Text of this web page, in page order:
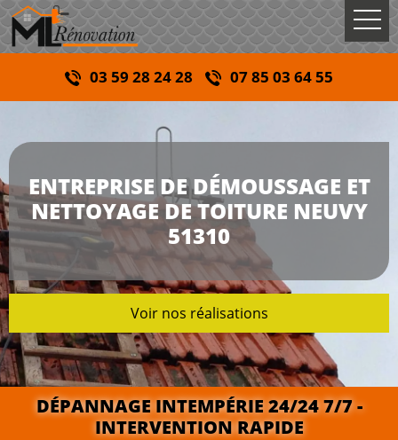
03 59 28 24 28 07 85 03 64 55
ENTREPRISE DE DÉMOUSSAGE ET
NETTOYAGE DE TOITURE NEUVY
51310
Voir nos réalisations
DÉPANNAGE INTEMPÉRIE 24/24 7/7 -
INTERVENTION RAPIDE